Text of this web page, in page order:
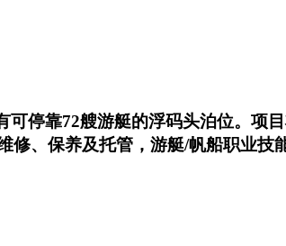
停靠72艘游艇的浮码头泊位。项
、保养及托管，游艇/帆船职业技